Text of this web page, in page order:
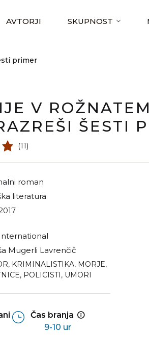
AVTORJI SKUPNOST
primer
V
ŠESTI
(11)
roman
literatura
Mugerli Lavrenčič
, KRIMINALISTIKA, MORJE,
, POLICISTI, UMORI
Čas branja
9-10 ur